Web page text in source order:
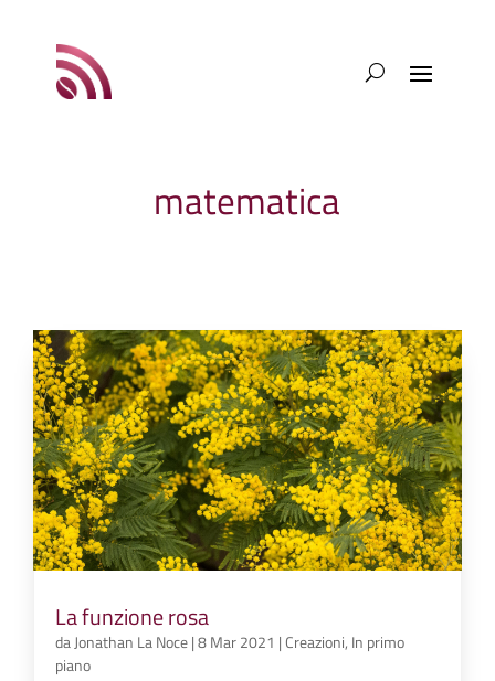
matematica
La funzione rosa
daJonathan La Noce|8 Mar 2021 |Creazioni, In primo
piano